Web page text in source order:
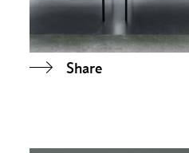
Share